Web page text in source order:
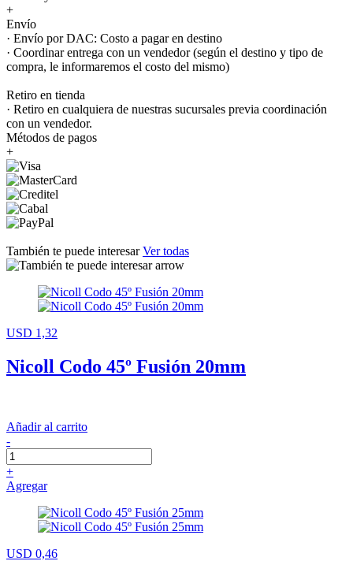
+
Envío
· Envío por DAC: Costo a pagar en destino
· Coordinar entrega con un vendedor (según el destino y tipo de
compra, le informaremos el costo del mismo)
Retiro en tienda
· Retiro en cualquiera de nuestras sucursales previa coordinación
con un vendedor.
Métodos de pagos
+
También te puede interesarVer todas
USD 1,32
Nicoll Codo 45º Fusión 20mm
Añadir al carrito
-
+
Agregar
USD 0,46